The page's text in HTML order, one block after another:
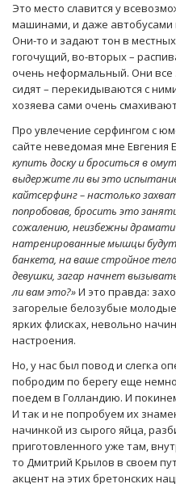
Это место славится у
машинами, и даже
Они-то и задают тон в
гогочущий, во-вторых –
очень неформальный. Они все
сидят – перекидываются с
хозяева сами очень
Про увлечение серфингом с
сайте неведомая мне Евгения
купить доску и броситься в
выдержите ли вы это
кайтсерфинг – настолько
попробовав, бросить это
сожалению, неизбежны
натренированные мышцы
банкета, на ваше стройное
девушки, загар начнет
ли вам это?»И это правда:
загорелые белозубые
ярких флисках, невольно
настроения.
Но, у нас был повод и слегка
побродим по берегу еще
поедем в Голландию. И
И так и не попробуем их
начинкой из сырого яйца,
приготовленного уже там,
то Дмитрий Крылов в своем
акцент на этих бретонских